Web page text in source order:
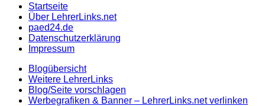
Startseite
Über LehrerLinks.net
paed24.de
Datenschutzerklärung
Impressum
Blogübersicht
Weitere LehrerLinks
Blog/Seite vorschlagen
Werbegrafiken & Banner – LehrerLinks.net verlinken